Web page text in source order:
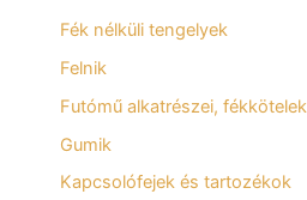
Fék nélküli tengelyek
Felnik
Futómű alkatrészei, fékkötelek
Gumik
Kapcsolófejek és tartozékok